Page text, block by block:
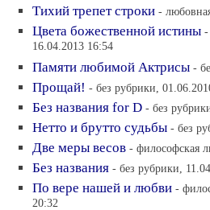
Тихий трепет строки -
Цвета божественной истины -
16.04.2013 16:54
Памяти любимой Актрисы -
Прощай! - без рубрики,
Без названия for D - без
Нетто и брутто судьбы - без
Две меры весов - философская
Без названия - без рубрики,
По вере нашей и любви -
20:32